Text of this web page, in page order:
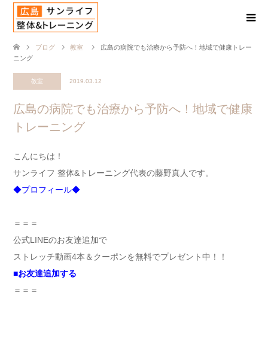
ブログ 教室
広島の病院でも治療から予防へ！地域で健康トレー
ニング
教室 2019.03.12
広島の病院でも治療から予防へ！地域で健康
トレーニング
こんにちは！
サンライフ 整体&トレーニング代表の藤野真人です。
◆プロフィール◆
＝＝＝
公式LINEのお友達追加で
ストレッチ動画4本＆クーポンを無料でプレゼント中！！
■お友達追加する
＝＝＝